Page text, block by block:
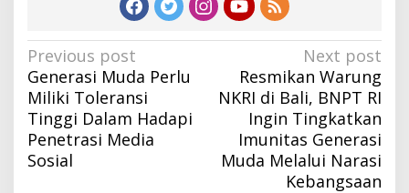
Post
navigation
Previous post
Generasi Muda Perlu
Miliki Toleransi
Tinggi Dalam Hadapi
Penetrasi Media
Sosial
Next post
Resmikan Warung
NKRI di Bali, BNPT RI
Ingin Tingkatkan
Imunitas Generasi
Muda Melalui Narasi
Kebangsaan